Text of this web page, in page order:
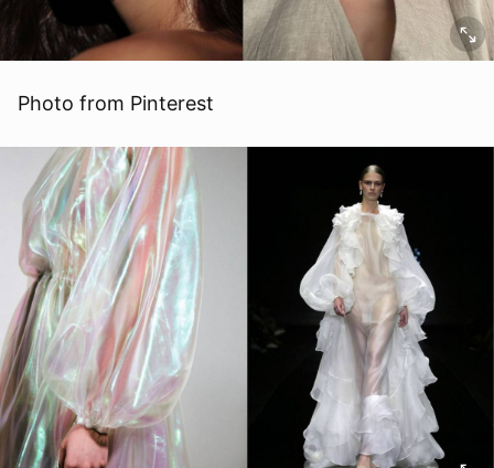
Photo from Pinterest